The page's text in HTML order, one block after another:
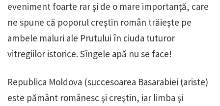
eveniment foarte rar şi de o mare importanță, care
ne spune că poporul creştin român trăieşte pe
ambele maluri ale Prutului în ciuda tuturor
vitregiilor istorice. Sîngele apă nu se face!
Republica Moldova (succesoarea Basarabiei ţariste)
este pământ românesc şi creştin, iar limba şi